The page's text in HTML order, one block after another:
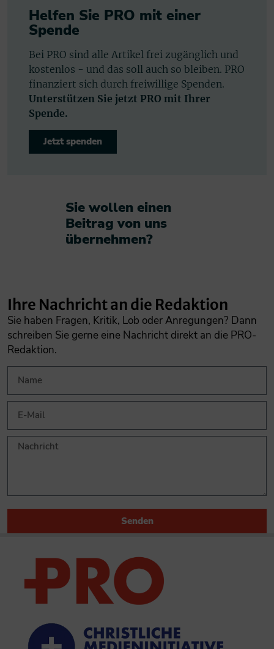
Helfen Sie PRO mit einer
Spende
Bei PRO sind alle Artikel frei zugänglich und
kostenlos - und das soll auch so bleiben. PRO
finanziert sich durch freiwillige Spenden.
Unterstützen Sie jetzt PRO mit Ihrer
Spende.
Jetzt spenden
Sie wollen einen
Beitrag von uns
übernehmen?​
Ihre Nachricht an die Redaktion
Sie haben Fragen, Kritik, Lob oder Anregungen? Dann
schreiben Sie gerne eine Nachricht direkt an die PRO-
Redaktion.
Senden